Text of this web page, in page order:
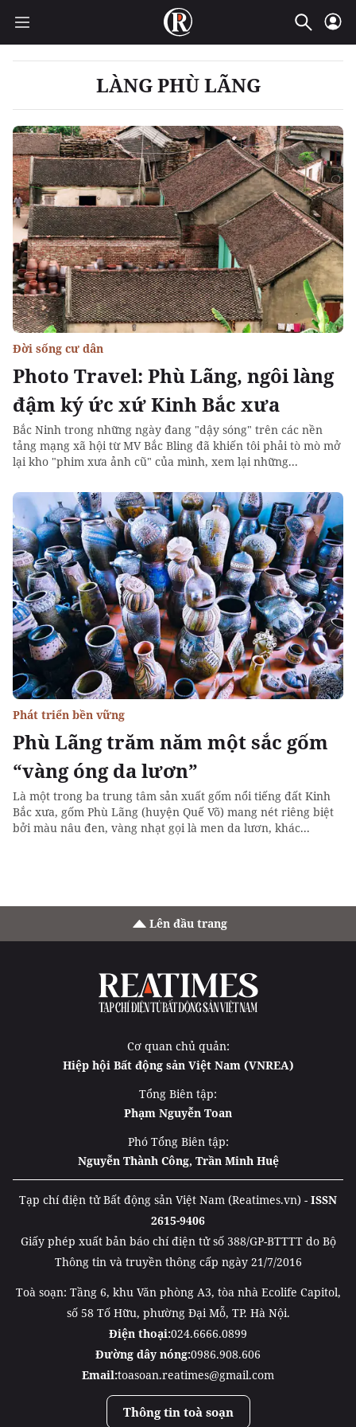
LÀNG PHÙ LÃNG
Photo Travel: Phù Lãng, ngôi làng
đậm ký ức xứ Kinh Bắc xưa
Đời sống cư dân
Bắc Ninh trong những ngày đang "dậy sóng" trên các nền
tảng mạng xã hội từ MV Bắc Bling đã khiến tôi phải tò mò mở
lại kho "phim xưa ảnh cũ" của mình, xem lại những...
Phù Lãng trăm năm một sắc gốm
“vàng óng da lươn”
Phát triển bền vững
Là một trong ba trung tâm sản xuất gốm nổi tiếng đất Kinh
Bắc xưa, gốm Phù Lãng (huyện Quế Võ) mang nét riêng biệt
bởi màu nâu đen, vàng nhạt gọi là men da lươn, khác...
Lên đầu trang
Cơ quan chủ quản:
Hiệp hội Bất động sản Việt Nam (VNREA)
Tổng Biên tập:
Phạm Nguyễn Toan
Phó Tổng Biên tập:
Nguyễn Thành Công, Trần Minh Huệ
Tạp chí điện tử Bất động sản Việt Nam (Reatimes.vn) - ISSN
2615-9406
Giấy phép xuất bản báo chí điện tử số 388/GP-BTTTT do Bộ
Thông tin và truyền thông cấp ngày 21/7/2016
Toà soạn: Tầng 6, khu Văn phòng A3, tòa nhà Ecolife Capitol,
số 58 Tố Hữu, phường Đại Mỗ, TP. Hà Nội.
Điện thoại:024.6666.0899
Đường dây nóng:0986.908.606
Email:toasoan.reatimes@gmail.com
Thông tin toà soạn